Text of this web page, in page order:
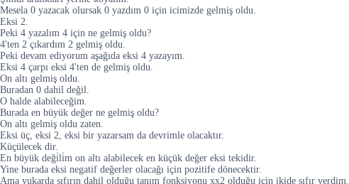
Mesela 0 yazacak olursak 0 yazdım 0 için icimizde gelmiş oldu.
Eksi 2.
Peki 4 yazalım 4 için ne gelmiş oldu?
4'ten 2 çıkardım 2 gelmiş oldu.
Peki devam ediyorum aşağıda eksi 4 yazayım.
Eksi 4 çarpı eksi 4'ten de gelmiş oldu.
On altı gelmiş oldu.
Buradan 0 dahil değil.
O halde alabileceğim.
Burada en büyük değer ne gelmiş oldu?
On altı gelmiş oldu zaten.
Eksi üç, eksi 2, eksi bir yazarsam da devrimle olacaktır.
Küçülecek dir.
En büyük deği̇li̇m on altı alabilecek en küçük değer eksi tekidir.
Yine burada eksi negatif değerler olacağı için pozitife dönecektir.
Ama yukarda sıfırın dahil olduğu tanım fonksiyonu xx2 olduğu için ikide sıfır verdim.